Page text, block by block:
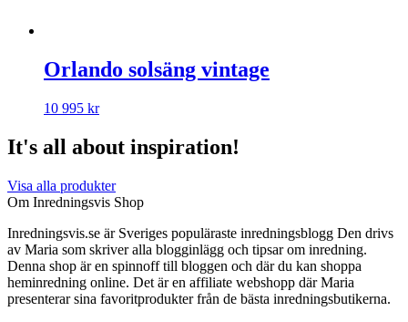
Orlando solsäng vintage
10 995 kr
It's all about inspiration!
Visa alla produkter
Om Inredningsvis Shop
Inredningsvis.se är Sveriges populäraste inredningsblogg Den drivs
av Maria som skriver alla blogginlägg och tipsar om inredning.
Denna shop är en spinnoff till bloggen och där du kan shoppa
heminredning online. Det är en affiliate webshopp där Maria
presenterar sina favoritprodukter från de bästa inredningsbutikerna.